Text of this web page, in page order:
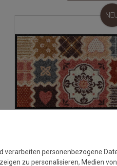
Fussmatte Salonloewe Lovely
rose-nature 40x60 cm
verarbeiten personenbezogene
zu personalisieren, Medien